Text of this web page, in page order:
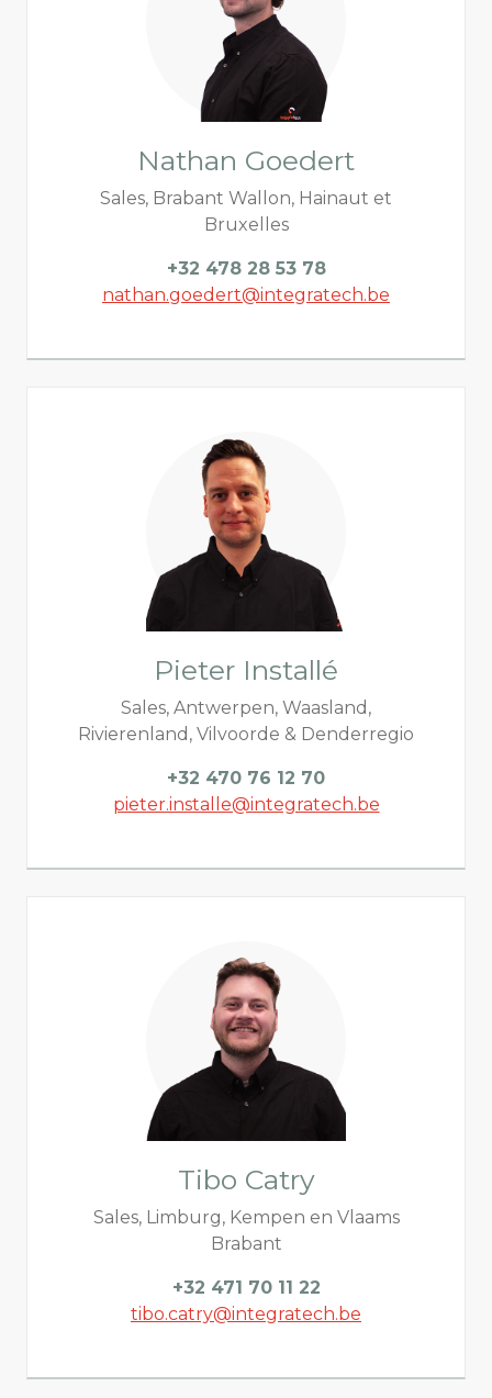
Nathan Goedert
Sales, Brabant Wallon, Hainaut et
Bruxelles
+32 478 28 53 78
nathan.goedert@integratech.be
Pieter Installé
Sales, Antwerpen, Waasland,
Rivierenland, Vilvoorde & Denderregio
+32 470 76 12 70
pieter.installe@integratech.be
Tibo Catry
Sales, Limburg, Kempen en Vlaams
Brabant
+32 471 70 11 22
tibo.catry@integratech.be